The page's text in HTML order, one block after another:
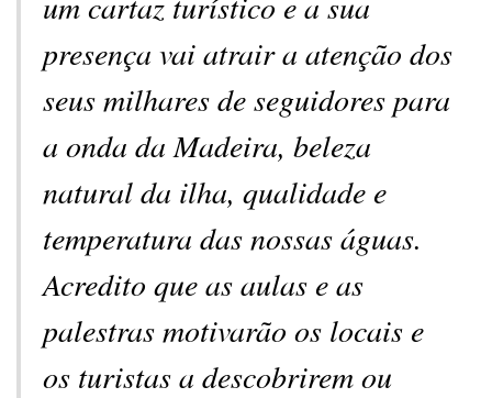
presença vai atrair a atenção dos
seus milhares de seguidores para
a onda da Madeira, beleza
natural da ilha, qualidade e
temperatura das nossas águas.
Acredito que as aulas e as
palestras motivarão os locais e
os turistas a descobrirem ou